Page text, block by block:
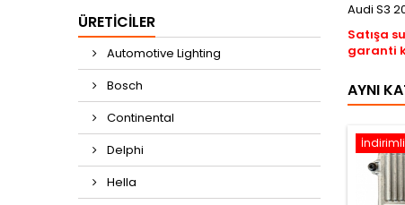
ÜRETICILER
Automotive Lighting
Bosch
Continental
Delphi
Hella
Audi S3
Satışa
garanti
AYNI